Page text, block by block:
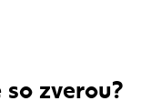
zverou?